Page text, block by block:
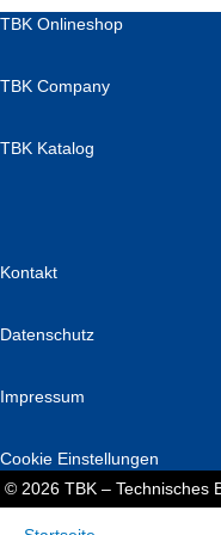
TBK Onlineshop
TBK Company
TBK Katalog
Kontakt
Datenschutz
Impressum
Cookie Einstellungen
© 2026 TBK – Technisches